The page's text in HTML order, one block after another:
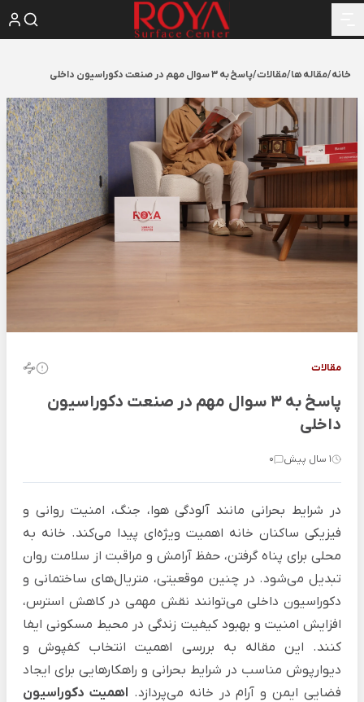
خانه/مقاله ها/مقالات/پاسخ به 3 سوال مهم در صنعت دکوراسیون داخلی
مقالات
پاسخ به 3 سوال مهم در صنعت دکوراسیون
داخلی
1 سال پیش 0
در شرایط بحرانی مانند آلودگی هوا، جنگ، امنیت روانی و
فیزیکی ساکنان خانه اهمیت ویژه‌ای پیدا می‌کند. خانه به
محلی برای پناه گرفتن، حفظ آرامش و مراقبت از سلامت روان
تبدیل می‌شود. در چنین موقعیتی، متریال‌های ساختمانی و
دکوراسیون داخلی می‌توانند نقش مهمی در کاهش استرس،
افزایش امنیت و بهبود کیفیت زندگی در محیط مسکونی ایفا
کنند. این مقاله به بررسی اهمیت انتخاب کفپوش و
دیوارپوش مناسب در شرایط بحرانی و راهکارهایی برای ایجاد
فضایی ایمن و آرام در خانه می‌پردازد. اهمیت دکوراسیون